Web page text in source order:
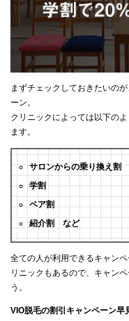
まずチェックしておきたいの
ーン。
クリニックによっては以下の
ます。
サロンからの乗り換え割
学割
ペア割
紹介割 など
全ての人が利用できるキャン
リニックもあるので、キャン
う。
VIO脱毛の割引キャンペーン早